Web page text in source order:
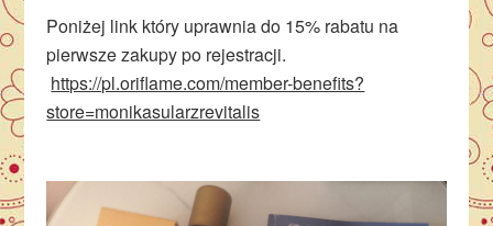
Poniżej link który uprawnia do 15% rabatu na
pierwsze zakupy po rejestracji.
https://pl.oriflame.com/member-benefits?
store=monikasularzrevitalis